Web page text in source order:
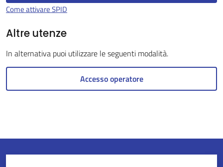
on-
line
gli
Come attivare SPID
Altre utenze
In alternativa puoi utilizzare le seguenti modalità.
Accesso operatore